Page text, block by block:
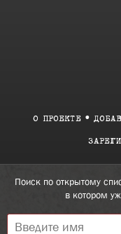
О ПРОЕКТЕ
Поиск по открытому
в котором